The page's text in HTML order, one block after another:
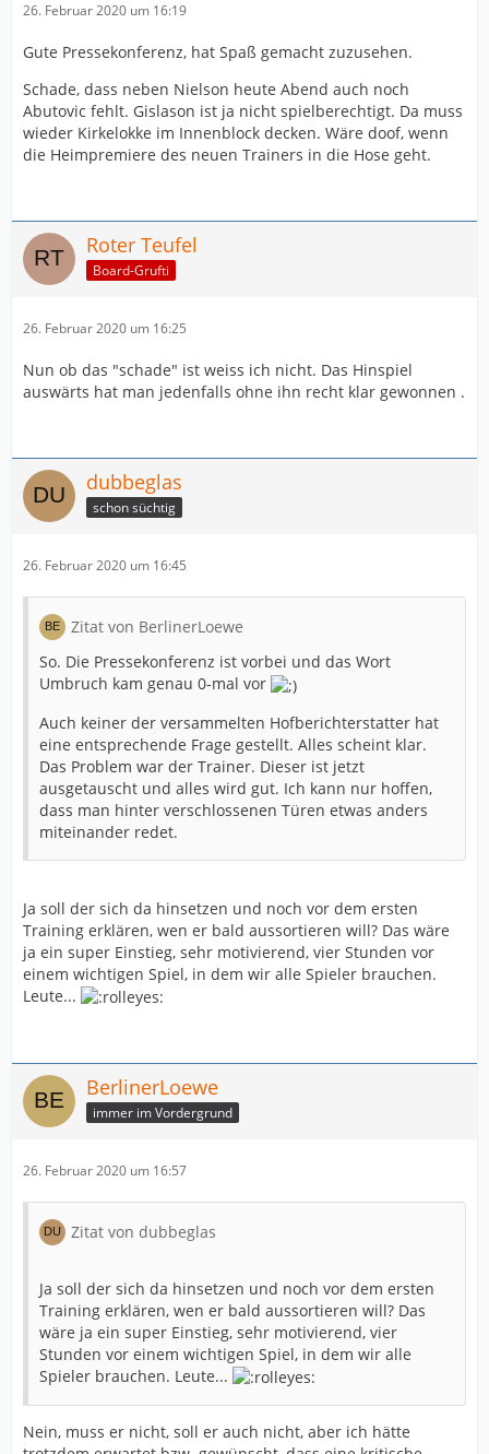
26. Februar 2020 um 16:19
Gute Pressekonferenz, hat Spaß gemacht zuzusehen.
Schade, dass neben Nielson heute Abend auch noch
Abutovic fehlt. Gislason ist ja nicht spielberechtigt. Da muss
wieder Kirkelokke im Innenblock decken. Wäre doof, wenn
die Heimpremiere des neuen Trainers in die Hose geht.
Roter Teufel
Board-Grufti
26. Februar 2020 um 16:25
Nun ob das "schade" ist weiss ich nicht. Das Hinspiel
auswärts hat man jedenfalls ohne ihn recht klar gewonnen .
dubbeglas
schon süchtig
26. Februar 2020 um 16:45
Zitat von BerlinerLoewe
So. Die Pressekonferenz ist vorbei und das Wort
Umbruch kam genau 0-mal vor
Auch keiner der versammelten Hofberichterstatter hat
eine entsprechende Frage gestellt. Alles scheint klar.
Das Problem war der Trainer. Dieser ist jetzt
ausgetauscht und alles wird gut. Ich kann nur hoffen,
dass man hinter verschlossenen Türen etwas anders
miteinander redet.
Ja soll der sich da hinsetzen und noch vor dem ersten
Training erklären, wen er bald aussortieren will? Das wäre
ja ein super Einstieg, sehr motivierend, vier Stunden vor
einem wichtigen Spiel, in dem wir alle Spieler brauchen.
Leute...
BerlinerLoewe
immer im Vordergrund
26. Februar 2020 um 16:57
Zitat von dubbeglas
Ja soll der sich da hinsetzen und noch vor dem ersten
Training erklären, wen er bald aussortieren will? Das
wäre ja ein super Einstieg, sehr motivierend, vier
Stunden vor einem wichtigen Spiel, in dem wir alle
Spieler brauchen. Leute...
Nein, muss er nicht, soll er auch nicht, aber ich hätte